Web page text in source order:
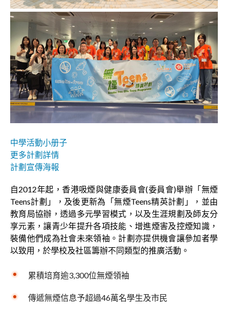
中學活動小册子
更多計劃詳情
計劃宣傳海報
自2012年起，香港吸煙與健康委員會(委員會)舉辦「無煙
Teens計劃」，及後更新為「無煙Teens精英計劃」，並由
教育局協辦，透過多元學習模式，以及生涯規劃及師友分
享元素，讓青少年提升各項技能、增進煙害及控煙知識，
裝備他們成為社會未來領袖。計劃亦提供機會讓參加者學
以致用，於學校及社區籌辦不同類型的推廣活動。
累積培育逾3,300位無煙領袖
傳遞無煙信息予超過46萬名學生及市民